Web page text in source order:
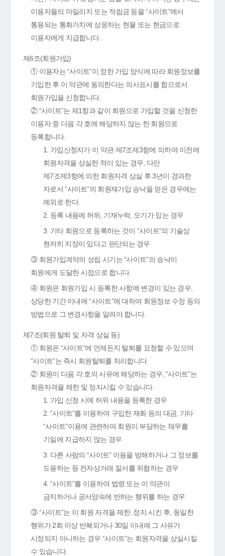
이용자들의 마일리지 또는 적립금 등을 “사이트”에서
통용되는 통화가치에 상응하는 현물 또는 현금으로
이용자에게 지급합니다.
제6조(회원가입)
① 이용자는 “사이트”이 정한 가입 양식에 따라 회원정보를
기입한 후 이 약관에 동의한다는 의사표시를 함으로서
회원가입을 신청합니다.
② “사이트”는 제1항과 같이 회원으로 가입할 것을 신청한
이용자 중 다음 각 호에 해당하지 않는 한 회원으로
등록합니다.
1. 가입신청자가 이 약관 제7조제3항에 의하여 이전에
회원자격을 상실한 적이 있는 경우, 다만
제7조제3항에 의한 회원자격 상실 후 3년이 경과한
자로서 “사이트”의 회원재가입 승낙을 얻은 경우에는
예외로 한다.
2. 등록 내용에 허위, 기재누락, 오기가 있는 경우
3. 기타 회원으로 등록하는 것이 “사이트”의 기술상
현저히 지장이 있다고 판단되는 경우
③ 회원가입계약의 성립 시기는 “사이트”의 승낙이
회원에게 도달한 시점으로 합니다.
④ 회원은 회원가입 시 등록한 사항에 변경이 있는 경우,
상당한 기간 이내에 “사이트”에 대하여 회원정보 수정 등의
방법으로 그 변경사항을 알려야 합니다.
제7조(회원 탈퇴 및 자격 상실 등)
① 회원은 “사이트”에 언제든지 탈퇴를 요청할 수 있으며
“사이트”는 즉시 회원탈퇴를 처리합니다.
② 회원이 다음 각 호의 사유에 해당하는 경우, “사이트”는
회원자격을 제한 및 정지시킬 수 있습니다.
1. 가입 신청 시에 허위 내용을 등록한 경우
2. “사이트”를 이용하여 구입한 재화 등의 대금, 기타
“사이트”이용에 관련하여 회원이 부담하는 채무를
기일에 지급하지 않는 경우
3. 다른 사람의 “사이트” 이용을 방해하거나 그 정보를
도용하는 등 전자상거래 질서를 위협하는 경우
4. “사이트”를 이용하여 법령 또는 이 약관이
금지하거나 공서양속에 반하는 행위를 하는 경우
③ “사이트”는 이 회원 자격을 제한․정지 시킨 후, 동일한
행위가 2회 이상 반복되거나 30일 이내에 그 사유가
시정되지 아니하는 경우 “사이트”는 회원자격을 상실시킬
수 있습니다.